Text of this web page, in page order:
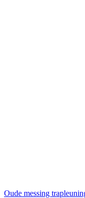
Oude messing